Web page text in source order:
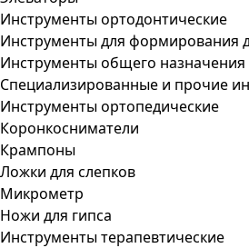
Инструменты ортодонтические
Инструменты для формирования
Инструменты общего назначения
Специализированные и прочие
Инструменты ортопедические
Коронкосниматели
Крампоны
Ложки для слепков
Микрометр
Ножи для гипса
Инструменты терапевтические